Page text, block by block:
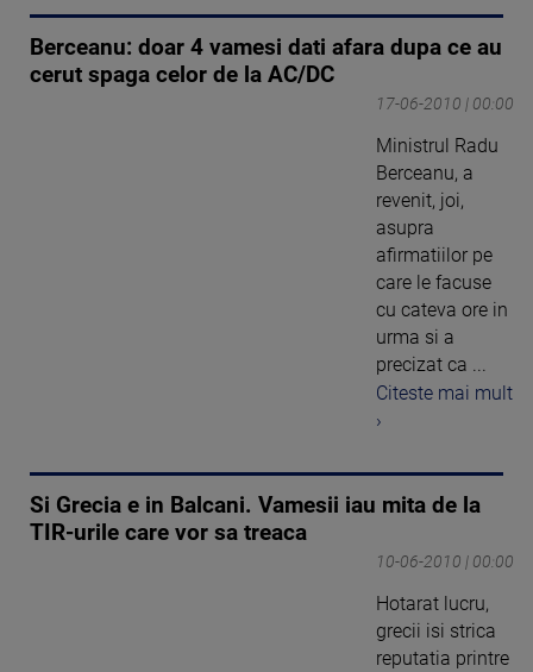
Berceanu: doar 4 vamesi dati afara dupa ce au
cerut spaga celor de la AC/DC
17-06-2010 | 00:00
Ministrul Radu
Berceanu, a
revenit, joi,
asupra
afirmatiilor pe
care le facuse
cu cateva ore in
urma si a
precizat ca ...
Citeste mai mult
›
Si Grecia e in Balcani. Vamesii iau mita de la
TIR-urile care vor sa treaca
10-06-2010 | 00:00
Hotarat lucru,
grecii isi strica
reputatia printre